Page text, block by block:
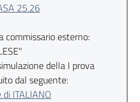
25.26
commissario esterno:
della I prova
dal seguente:
ITALIANO